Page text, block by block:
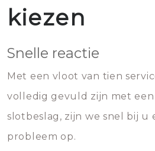
kiezen
Snelle reactie
Met een vloot van tien
volledig gevuld zijn met
slotbeslag, zijn we snel bij u
probleem op.